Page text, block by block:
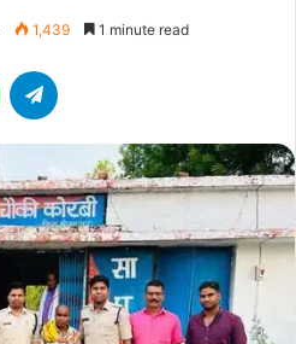
1,439 1 minute read